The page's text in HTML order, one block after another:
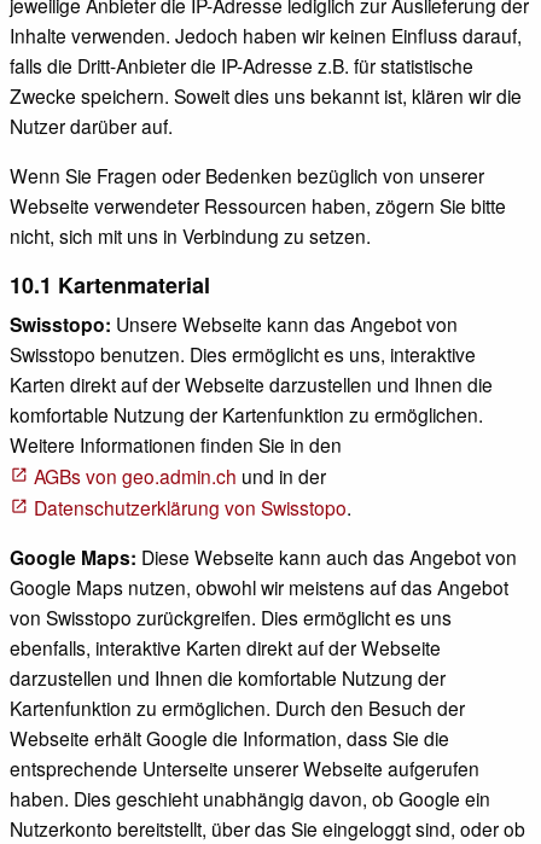
Inhalte verwenden. Jedoch haben wir keinen Einfluss darauf,
falls die Dritt-Anbieter die IP-Adresse z.B. für statistische
Zwecke speichern. Soweit dies uns bekannt ist, klären wir die
Nutzer darüber auf.
Wenn Sie Fragen oder Bedenken bezüglich von unserer
Webseite verwendeter Ressourcen haben, zögern Sie bitte
nicht, sich mit uns in Verbindung zu setzen.
10.1 Kartenmaterial
Swisstopo: Unsere Webseite kann das Angebot von
Swisstopo benutzen. Dies ermöglicht es uns, interaktive
Karten direkt auf der Webseite darzustellen und Ihnen die
komfortable Nutzung der Kartenfunktion zu ermöglichen.
Weitere Informationen finden Sie in den
AGBs von geo.admin.ch und in der
Datenschutzerklärung von Swisstopo.
Google Maps: Diese Webseite kann auch das Angebot von
Google Maps nutzen, obwohl wir meistens auf das Angebot
von Swisstopo zurückgreifen. Dies ermöglicht es uns
ebenfalls, interaktive Karten direkt auf der Webseite
darzustellen und Ihnen die komfortable Nutzung der
Kartenfunktion zu ermöglichen. Durch den Besuch der
Webseite erhält Google die Information, dass Sie die
entsprechende Unterseite unserer Webseite aufgerufen
haben. Dies geschieht unabhängig davon, ob Google ein
Nutzerkonto bereitstellt, über das Sie eingeloggt sind, oder ob